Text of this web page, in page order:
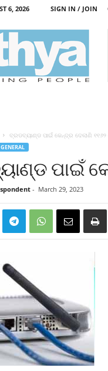
6, 2026 SIGN IN / JOIN
ବ୍ରଡବ୍ୟାଣ୍ଡ ପାଇଁ କେନ୍ଦ୍ର ଦେଲାଣି
GENERAL
ପାଇଁ
- March 29, 2023